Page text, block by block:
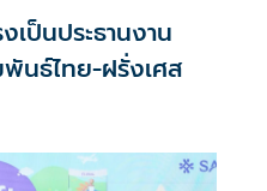
ป็นประธานงาน
นธ์ไทย-ฝรั่งเศส